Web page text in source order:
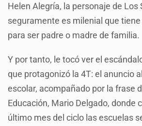
Helen Alegría, la personaje de Los
seguramente es milenial que
para ser padre o madre de familia.
Y por tanto, le tocó ver el
que protagonizó la 4T: el anuncio
escolar, acompañado por la frase
Educación, Mario Delgado, donde
último mes del ciclo las escuelas